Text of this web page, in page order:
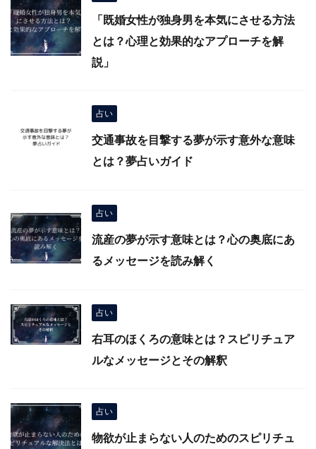
「既婚女性が独身男を本気にさせる方法
とは？心理と効果的なアプローチを解
説」
占い
交通事故を目撃する夢が示す意外な意味
とは？夢占いガイド
占い
流産の夢が示す意味とは？心の奥底にあ
るメッセージを読み解く
占い
右耳のほくろの意味とは？スピリチュア
ルなメッセージとその解釈
占い
物欲が止まらない人のためのスピリチュ